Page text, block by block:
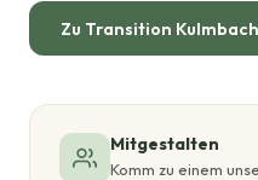
Zu Transition Kulmbach
Mitgestalten
Komm zu einem